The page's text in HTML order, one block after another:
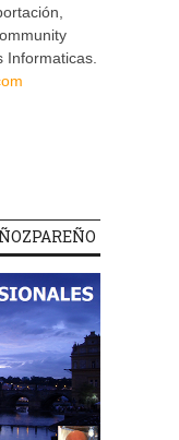
Informaticas.